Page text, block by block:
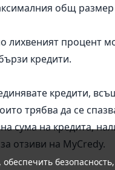
общ
лихвеният процент
кредити.
кредити,
трябва да се
сума на кредита,
отзиви на MyCredy.